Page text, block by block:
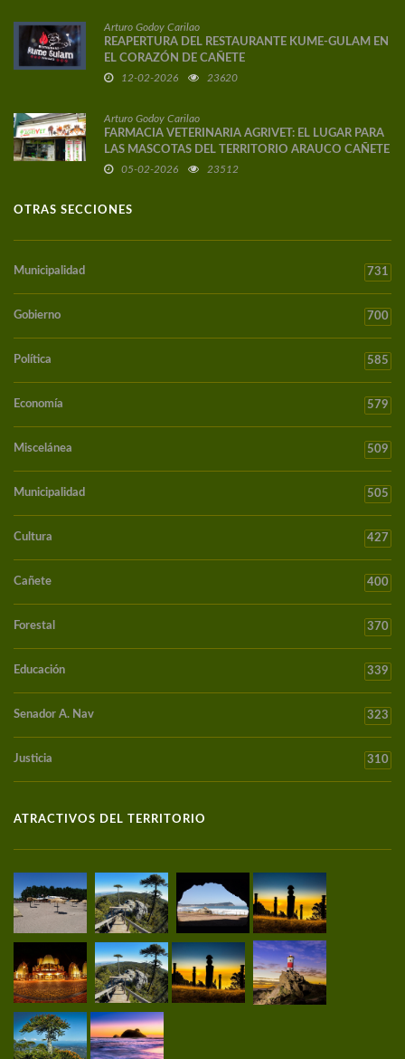
Arturo Godoy Carilao
REAPERTURA DEL RESTAURANTE KUME-GULAM EN
EL CORAZÓN DE CAÑETE
12-02-2026 23620
Arturo Godoy Carilao
FARMACIA VETERINARIA AGRIVET: EL LUGAR PARA
LAS MASCOTAS DEL TERRITORIO ARAUCO CAÑETE
05-02-2026 23512
OTRAS SECCIONES
Municipalidad 731
Gobierno 700
Política 585
Economía 579
Miscelánea 509
Municipalidad 505
Cultura 427
Cañete 400
Forestal 370
Educación 339
Senador A. Nav 323
Justicia 310
ATRACTIVOS DEL TERRITORIO